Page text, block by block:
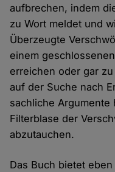
aufbrechen, indem
zu Wort meldet und
Überzeugte
einem
erreichen oder gar
auf der Suche nach
sachliche
Filterblase der
abzutauchen.
Das Buch bietet